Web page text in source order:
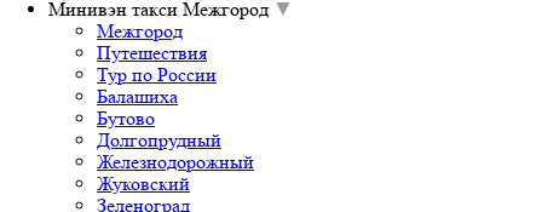
Минивэн такси Межгород ▼
Межгород
Путешествия
Тур по России
Балашиха
Бутово
Долгопрудный
Железнодорожный
Жуковский
Зеленоград